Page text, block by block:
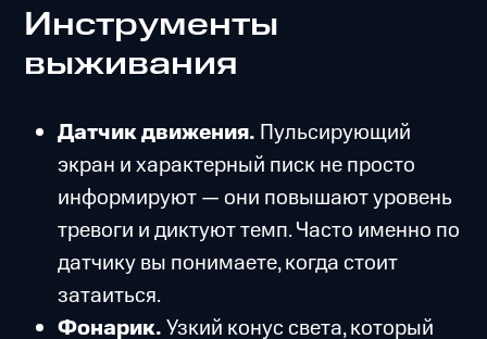
Инструменты
выживания
Датчик движения. Пульсирующий
экран и характерный писк не просто
информируют — они повышают уровень
тревоги и диктуют темп. Часто именно по
датчику вы понимаете, когда стоит
затаиться.
Фонарик.Узкий конус света, который